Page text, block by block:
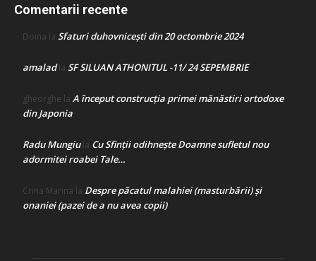
Comentarii recente
Doina la Sfaturi duhovnicești din 20 octombrie 2024
amaladla SF SILUAN ATHONITUL -11/ 24 SEPEMBRIE
gheorghe la A început construcţia primei mănăstiri ortodoxe
din Japonia
Radu Mungiula Cu Sfinții odihnește Doamne sufletul nou
adormitei roabei Tale…
Crina Marina la Despre păcatul malahiei (masturbării) şi
onaniei (pazei de a nu avea copii)